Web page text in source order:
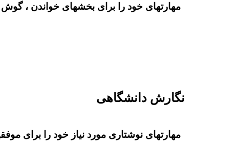
مهارتهای خود را برای بخشهای خواندن ،
نگارش دانشگاهی
مهارتهای نوشتاری مورد نیاز خود را برای